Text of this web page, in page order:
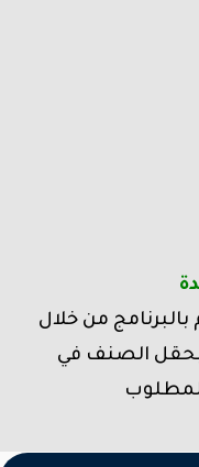
من خلال
بحقل الصنف في